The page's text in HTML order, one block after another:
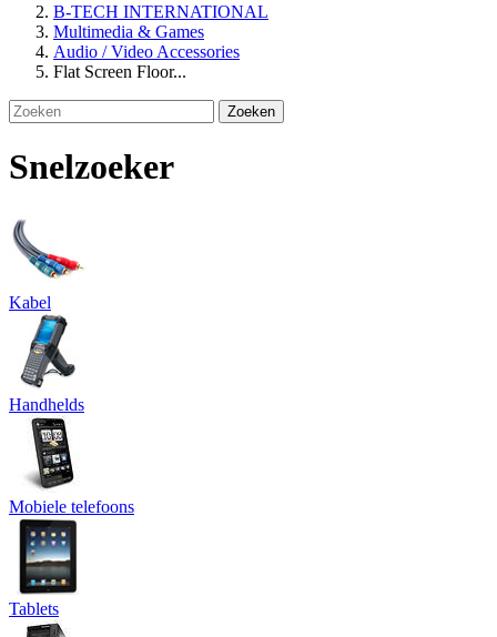
B-TECH INTERNATIONAL
Multimedia & Games
Audio / Video Accessories
Flat Screen Floor...
Zoeken
Snelzoeker
Kabel
Handhelds
Mobiele telefoons
Tablets